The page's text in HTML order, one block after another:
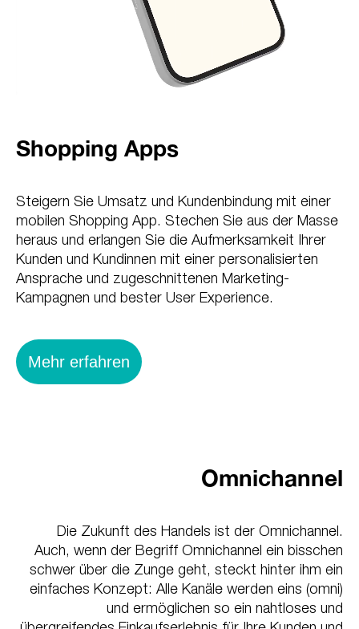
Shopping Apps
Steigern Sie Umsatz und Kundenbindung mit einer
mobilen Shopping App. Stechen Sie aus der Masse
heraus und erlangen Sie die Aufmerksamkeit Ihrer
Kunden und Kundinnen mit einer personalisierten
Ansprache und zugeschnittenen Marketing-
Kampagnen und bester User Experience.
Mehr erfahren
Omnichannel
Die Zukunft des Handels ist der Omnichannel.
Auch, wenn der Begriff Omnichannel ein bisschen
schwer über die Zunge geht, steckt hinter ihm ein
einfaches Konzept: Alle Kanäle werden eins (omni)
und ermöglichen so ein nahtloses und